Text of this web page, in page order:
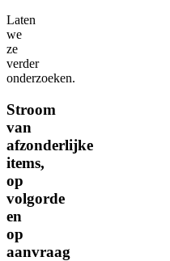
Laten
we
ze
verder
onderzoeken.
Stroom
van
afzonderlijke
items,
op
volgorde
en
op
aanvraag